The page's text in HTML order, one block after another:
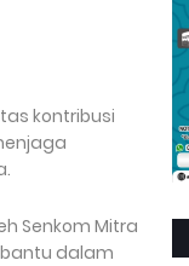
kontribusi
Senkom Mitra
dalam